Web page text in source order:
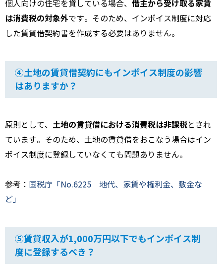
個人向けの住宅を貸している場合、 借主から受け取る家賃
は消費税の対象外です。そのため、インボイス制度に対応
した賃貸借契約書を作成する必要はありません。
④土地の賃貸借契約にもインボイス制度の影響
はありますか？
原則として、 土地の賃貸借における消費税は非課税とされ
ています。そのため、土地の賃貸借をおこなう場合はイン
ボイス制度に登録していなくても問題ありません。
参考： 国税庁「No.6225 地代、家賃や権利金、敷金な
ど」
⑤賃貸収入が1,000万円以下でもインボイス制
度に登録するべき？